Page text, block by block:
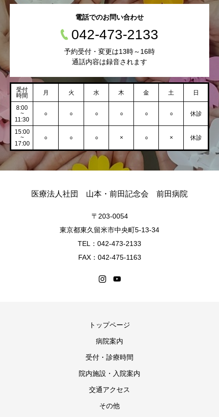
電話でのお問い合わせ
042-473-2133
予約受付・変更は13時～16時
通話内容は録音されます
受付
時間
月 火 水 木 金 土 日
8:00
~
11:30
○ ○ ○ ○ ○ ○ 休診
15:00
~
17:00
○ ○ ○ × ○ × 休診
医療法人社団 山本・前田記念会 前田病院
〒203-0054
東京都東久留米市中央町5-13-34
TEL：042-473-2133
FAX：042-475-1163
トップページ
病院案内
受付・診療時間
院内施設・入院案内
交通アクセス
その他